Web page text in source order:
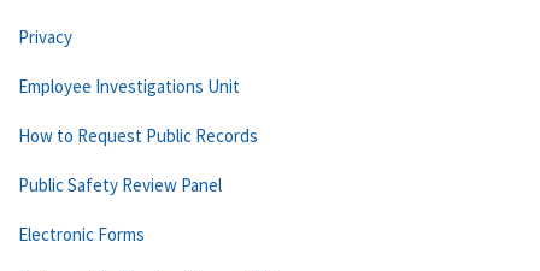
Privacy
Employee Investigations Unit
How to Request Public Records
Public Safety Review Panel
Electronic Forms